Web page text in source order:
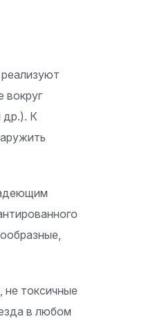
вокруг
др.). К
не токсичные
в любом